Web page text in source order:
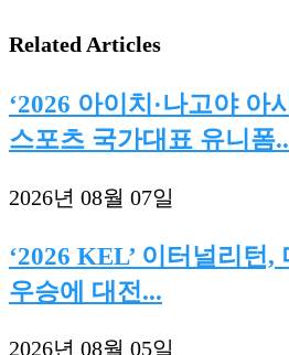
Related Articles
‘2026 아이치·나고야 아
스포츠 국가대표 유니폼
2026년 08월 07일
‘2026 KEL’ 이터널리턴
우승에 대전...
2026년 08월 05일